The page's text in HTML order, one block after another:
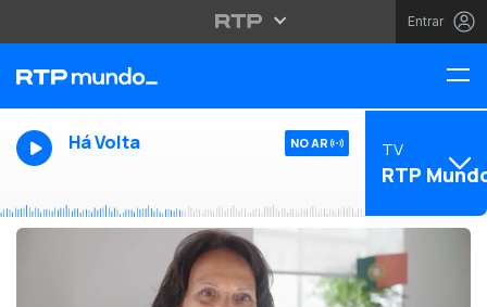
Entrar
Há Volta NO AR TV
RTP